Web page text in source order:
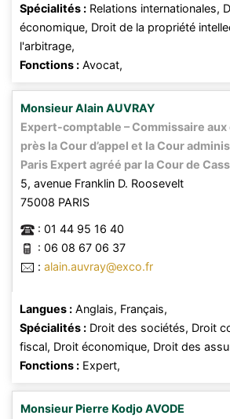
Spécialités : Relations internationales,
économique, Droit de la propriété
l'arbitrage,
Fonctions : Avocat,
MonsieurAlain AUVRAY
Expert-comptable – Commissaire
près la Cour d’appel et la Cour
Paris Expert agréé par la Cour de
5, avenue Franklin D. Roosevelt
75008 PARIS
: 01 44 95 16 40
: 06 08 67 06 37
: alain.auvray@exco.fr
Langues : Anglais, Français,
Spécialités : Droit des sociétés, Droit
fiscal, Droit économique, Droit des
Fonctions : Expert,
Monsieur Pierre KodjoAVODE